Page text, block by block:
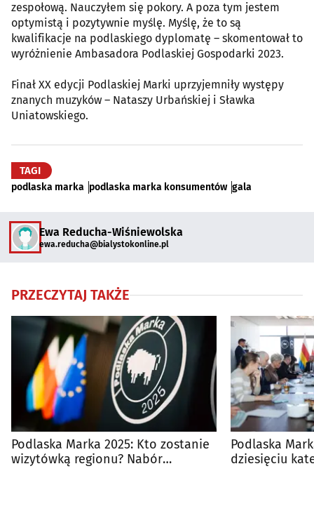
zespołową. Nauczyłem się pokory. A poza tym jestem
optymistą i pozytywnie myślę. Myślę, że to są
kwalifikacje na podlaskiego dyplomatę – skomentował to
wyróżnienie Ambasadora Podlaskiej Gospodarki 2023.
Finał XX edycji Podlaskiej Marki uprzyjemniły występy
znanych muzyków – Nataszy Urbańskiej i Sławka
Uniatowskiego.
TAGI
podlaska marka podlaska marka konsumentów gala
Ewa Reducha-Wiśniewolska
ewa.reducha@bialystokonline.pl
PRZECZYTAJ TAKŻE
Podlaska Marka 2025: Kto zostanie
wizytówką regionu? Nabór
Podlaska
dziesięciu